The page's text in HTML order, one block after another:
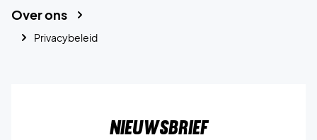
Over ons
Privacybeleid
Nieuwsbrief